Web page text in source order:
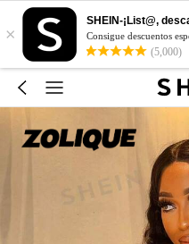
×
SHEIN-¡List@,
Consigue descuentos
(5,000)